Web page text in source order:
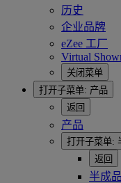
历史
企业品牌
eZee 工厂
Virtual
关闭菜单
打开子菜单: 产品
返回
产品
打开子菜单:
返回
半成